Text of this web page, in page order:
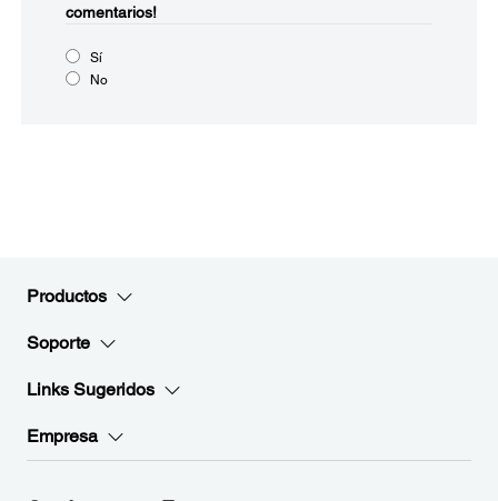
comentarios!
Sí
No
Productos
Soporte
Links Sugeridos
Empresa